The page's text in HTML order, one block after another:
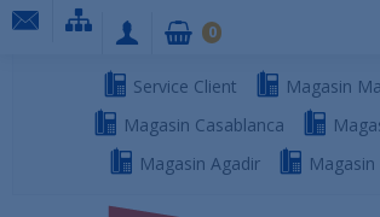
Service Client
Magasin
Magasin Casablanca
Magasin Agadir
0